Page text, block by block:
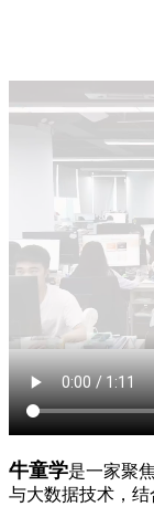
牛童学是一家聚
与大数据技术，